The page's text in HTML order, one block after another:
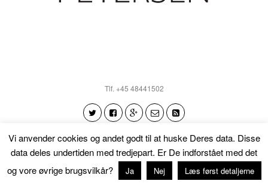
Tlf. +45 48441502
Vi anvender cookies og andet godt til at huske Deres data. Disse
data deles undertiden med tredjepart. Er De indforstået med det
og vore øvrige brugsvilkår?
Ja Nej Læs først detaljerne
Tilbage til toppen